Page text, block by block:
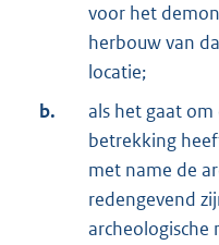
voor het
herbouw van
locatie;
b.
als het gaat
betrekking
met name de
redengevend
archeologische